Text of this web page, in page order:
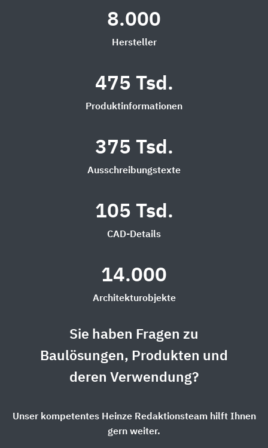
8.000
Hersteller
475 Tsd.
Produktinformationen
375 Tsd.
Ausschreibungstexte
105 Tsd.
CAD-Details
14.000
Architekturobjekte
Sie haben Fragen zu
Baulösungen, Produkten und
deren Verwendung?
Unser kompetentes Heinze Redaktionsteam hilft Ihnen
gern weiter.